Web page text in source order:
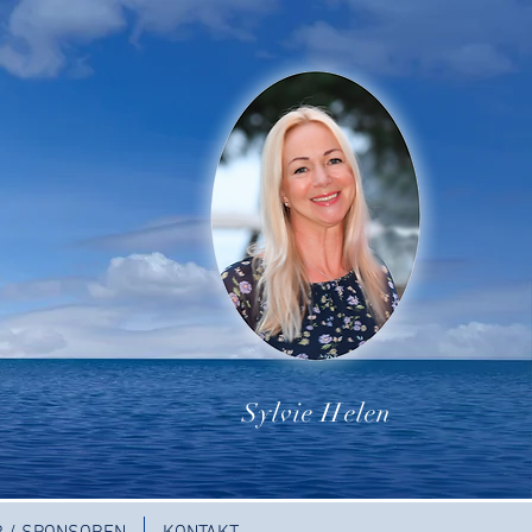
Sylvie Helen